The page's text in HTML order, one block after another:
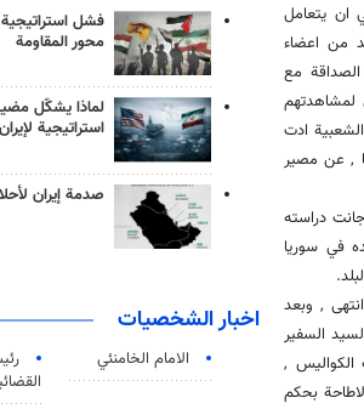
ان يتعامل
من اعضاء
مع
لمشاهدتهم
ادت
, عن مصير
جانت دراسته
في سوريا
انتهى , وبعد
السفير
الكواليس ,
بحكم
فشل
محور المقاومة
لماذا يشكّل
استراتيجية
صدمة إيران
اخبار الشخصيات
الامام الخامنئي